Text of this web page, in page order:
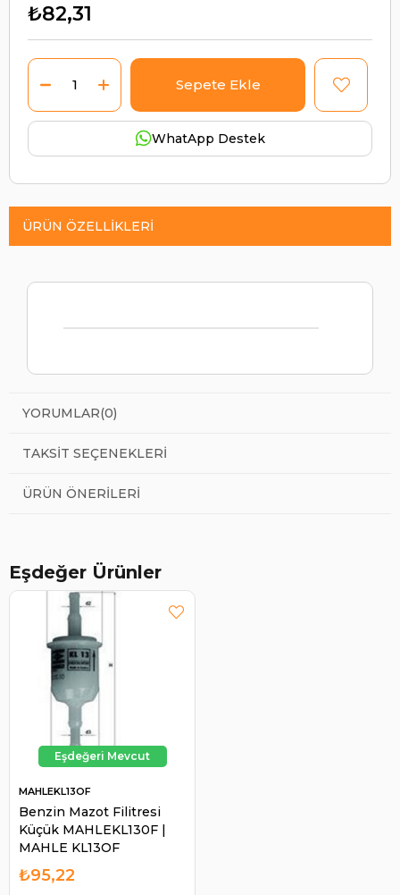
₺82,31
WhatApp Destek
ÜRÜN ÖZELLIKLERI
YORUMLAR(0)
TAKSIT SEÇENEKLERI
ÜRÜN ÖNERILERI
Eşdeğer Ürünler
Benzin Mazot Filitresi
Küçük MAHLEKL130F |
MAHLE KL13OF
MAHLEKL13OF
₺95,22